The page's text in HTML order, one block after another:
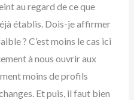
au regard de ce que
établis. Dois-je affirmer
? C’est moins le cas ici
à nous ouvrir aux
moins de profils
Et puis, il faut bien